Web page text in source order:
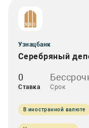
Узнацбанк
Серебряный
0
Ставка Срок
В иностранной валюте